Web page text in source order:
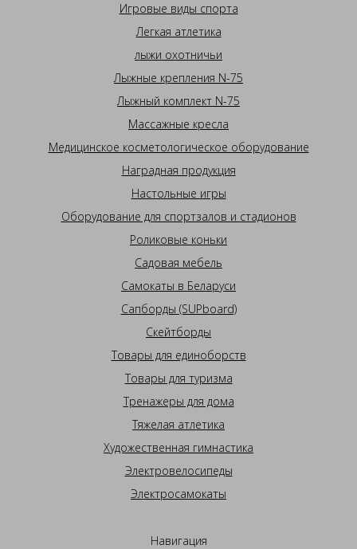
Игровые виды спорта
Легкая атлетика
лыжи охотничьи
Лыжные крепления N-75
Лыжный комплект N-75
Массажные кресла
Медицинское косметологическое оборудование
Наградная продукция
Настольные игры
Оборудование для спортзалов и стадионов
Роликовые коньки
Садовая мебель
Самокаты в Беларуси
Сапборды (SUPboard)
Скейтборды
Товары для единоборств
Товары для туризма
Тренажеры для дома
Тяжелая атлетика
Художественная гимнастика
Электровелосипеды
Электросамокаты
Навигация